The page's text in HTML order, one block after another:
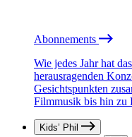
Abonnements
Wie jedes Jahr hat
herausragenden
Gesichtspunkten
Filmmusik bis hin zu
Kids’ Phil